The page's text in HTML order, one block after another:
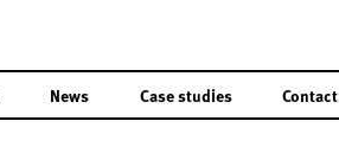
News Case studies Contact